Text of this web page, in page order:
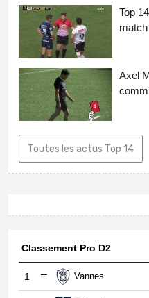
Top
match
Axel
Toutes les actus Top 14
Classement Pro D2
1 Vannes